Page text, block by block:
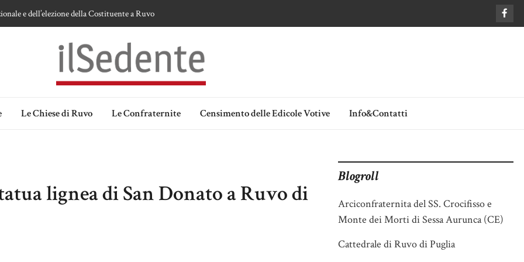
e dell’elezione della Costituente a Ruvo
Madonna delle Grazie di Ruvo di Puglia
Ipotesi e memorie.
Le Chiese di Ruvo Le Confraternite Censimento delle Edicole Votive Info&Contatti
lignea di San Donato a Ruvo di
Blogroll
Arciconfraternita del SS. Crocifisso e
Monte dei Morti di Sessa Aurunca (CE)
Cattedrale di Ruvo di Puglia